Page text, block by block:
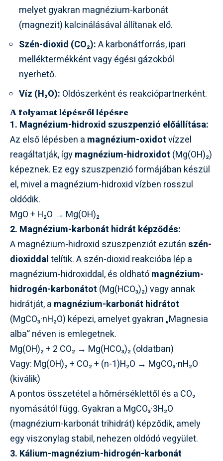
melyet gyakran magnézium-karbonát
(magnezit) kalcinálásával állítanak elő.
Szén-dioxid (CO₂):A karbonátforrás, ipari
melléktermékként vagy égési gázokból
nyerhető.
Víz (H₂O): Oldószerként és reakciópartnerként.
A folyamat lépésről lépésre
1. Magnézium-hidroxid szuszpenzió előállítása:
Az első lépésben a magnézium-oxidotvízzel
reagáltatják, ígymagnézium-hidroxidot (Mg(OH)₂)
képeznek. Ez egy szuszpenzió formájában készül
el, mivel a magnézium-hidroxid vízben rosszul
oldódik.
MgO + H₂O → Mg(OH)₂
2. Magnézium-karbonát hidrát képződés:
A magnézium-hidroxid szuszpenziót ezutánszén-
dioxiddaltelítik. A szén-dioxid reakcióba lép a
magnézium-hidroxiddal, és oldhatómagnézium-
hidrogén-karbonátot (Mg(HCO₃)₂) vagy annak
hidrátját, a magnézium-karbonát hidrátot
(MgCO₃·nH₂O) képezi, amelyet gyakran „Magnesia
alba” néven is emlegetnek.
Mg(OH)₂ + 2 CO₂ → Mg(HCO₃)₂ (oldatban)
Vagy: Mg(OH)₂ + CO₂ + (n-1)H₂O → MgCO₃·nH₂O
(kiválik)
A pontos összetétel a hőmérséklettől és a CO₂
nyomásától függ. Gyakran a MgCO₃·3H₂O
(magnézium-karbonát trihidrát) képződik, amely
egy viszonylag stabil, nehezen oldódó vegyület.
3. Kálium-magnézium-hidrogén-karbonát